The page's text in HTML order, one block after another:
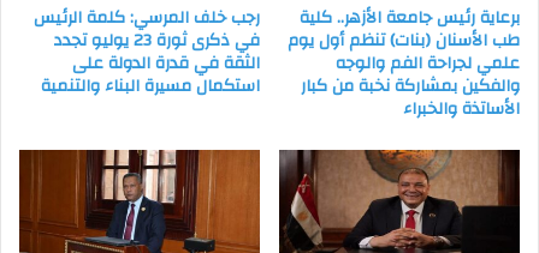
برعاية رئيس جامعة الأزهر.. كلية
طب الأسنان (بنات) تنظم أول يوم
علمي لجراحة الفم والوجه
والفكين بمشاركة نخبة من كبار
الأساتذة والخبراء
رجب خلف المرسي: كلمة الرئيس
في ذكرى ثورة 23 يوليو تجدد
الثقة في قدرة الدولة على
استكمال مسيرة البناء والتنمية